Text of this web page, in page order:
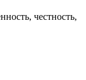
честность,